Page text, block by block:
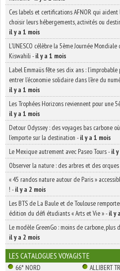
Ces labels et certifications AFNOR qui aident
choisir leurs hébergements, activités ou
il y a 1 mois
L’UNESCO célèbre la 5ème Journée
Kiswahili -il y a 1 mois
Label Emmaüs fête ses dix ans :
entrer l’économie solidaire dans l’ère du
il y a 1 mois
Les Trophées Horizons reviennent pour une
il y a 1 mois
Detour Odyssey : des voyages bas carbone
l’emporte sur la destination -il y a 1 mois
Le Mexique autrement avec Paseo Tours-il
Observer la nature : des arbres et des orques
« 45 randos nature autour de Paris »
! -il y a 2 mois
Les BTS de La Baule et de Toulouse
édition du défi étudiants « Arts et Vie »-il y
Le modèle GreenGo : moins de carbone, plus
il y a 2 mois
LES CATALOGUES VOYAGISTE
66° NORD
ALLIBERT